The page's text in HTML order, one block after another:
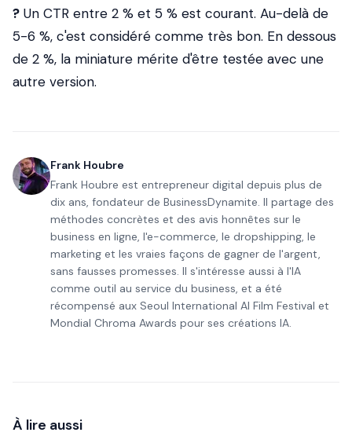
? Un CTR entre 2 % et 5 % est courant. Au-delà de
5-6 %, c'est considéré comme très bon. En dessous
de 2 %, la miniature mérite d'être testée avec une
autre version.
Frank Houbre
Frank Houbre est entrepreneur digital depuis plus de
dix ans, fondateur de BusinessDynamite. Il partage des
méthodes concrètes et des avis honnêtes sur le
business en ligne, l'e-commerce, le dropshipping, le
marketing et les vraies façons de gagner de l'argent,
sans fausses promesses. Il s'intéresse aussi à l'IA
comme outil au service du business, et a été
récompensé aux Seoul International AI Film Festival et
Mondial Chroma Awards pour ses créations IA.
À lire aussi